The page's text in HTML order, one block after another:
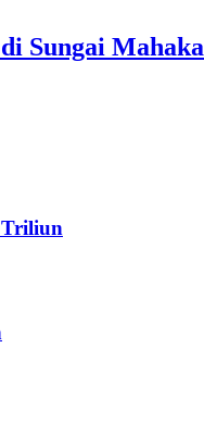
Sungai
Triliun